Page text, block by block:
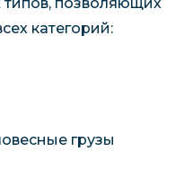
категорий:
грузы